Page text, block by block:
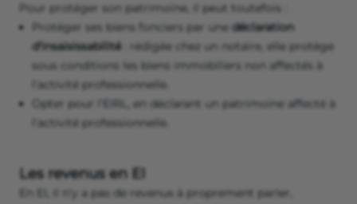
Pour protéger son patrimoine, il peut toutefois :
Protéger ses biens fonciers par une déclaration
d'insaisissabilité : rédigée chez un notaire, elle protège
sous conditions les biens immobiliers non affectés à
l'activité professionnelle.
Opter pour l'EIRL, en déclarant un patrimoine affecté à
l'activité professionnelle.
Les revenus en EI
En EI, il n'y a pas de revenus à proprement parler,